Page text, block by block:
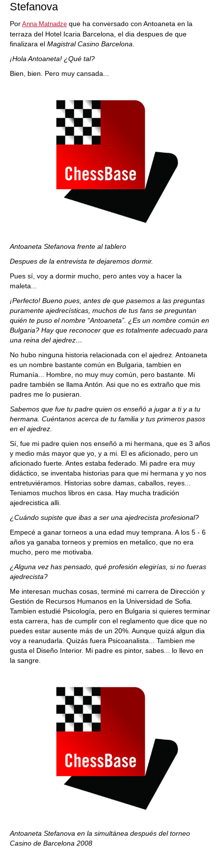
Stefanova
Por Anna Matnadze que ha conversado con Antoaneta en la
terraza del Hotel Icaria Barcelona, el dia despues de que
finalizara el Magistral Casino Barcelona
¡Hola Antoaneta! ¿Qué tal?
Bien, bien. Pero muy cansada...
Antoaneta Stefanova frente al tablero
Despues de la entrevista te dejaremos dormir.
Pues sí, voy a dormir mucho, pero antes voy a hacer la
maleta...
¡Perfecto! Bueno pues, antes de que pasemos a las preguntas
puramente ajedrecísticas, muchos de tus fans se preguntan
quién te puso el nombre “Antoaneta”. ¿Es un nombre común en
Bulgaria? Hay que reconocer que es totalmente adecuado para
una reina del ajedrez…
No hubo ninguna historia relacionada con el ajedrez. Antoaneta
es un nombre bastante común en Bulgaria, tambien en
Rumanía... Hombre, no muy muy común, pero bastante. Mi
padre también se llama Antón. Asi que no es extraño que mis
padres me lo pusieran.
Sabemos que fue tu padre quien os enseñó a jugar a ti y a tu
hermana. Cuéntanos acerca de tu familia y tus primeros pasos
en el ajedrez.
Sí, fue mi padre quien nos enseñó a mi hermana, que es 3 años
y medio más mayor que yo, y a mi. El es aficionado, pero un
aficionado fuerte. Antes estaba federado. Mi padre era muy
didáctico, se inventaba historias para que mi hermana y yo nos
entretuviéramos. Historias sobre damas, caballos, reyes...
Teniamos muchos libros en casa. Hay mucha tradición
ajedrecistica alli.
¿Cuándo supiste que ibas a ser una ajedrecista profesional?
Empecé a ganar torneos a una edad muy temprana. A los 5 - 6
años ya ganaba torneos y premios en metalico, que no era
mucho, pero me motivaba.
¿Alguna vez has pensado, qué profesión elegirías, si no fueras
ajedrecista?
Me interesan muchas cosas, terminé mi carrera de Dirección y
Gestión de Recursos Humanos en la Universidad de Sofia.
Tambien estudié Psicología, pero en Bulgaria si quieres terminar
esta carrera, has de cumplir con el reglamento que dice que no
puedes estar ausente más de un 20%. Aunque quizá algun dia
voy a reanudarla. Quizás fuera Psicoanalista... Tambien me
gusta el Diseño Interior. Mi padre es pintor, sabes... lo llevo en
la sangre.
Antoaneta Stefanova en la simultánea después del torneo
Casino de Barcelona 2008